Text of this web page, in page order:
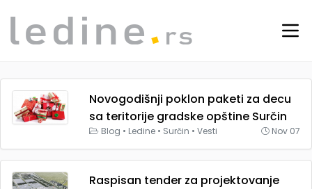
Novogodišnji poklon paketi za decu
sa teritorije gradske opštine Surčin
Blog • Ledine • Surčin • Vesti Nov 07
Raspisan tender za projektovanje